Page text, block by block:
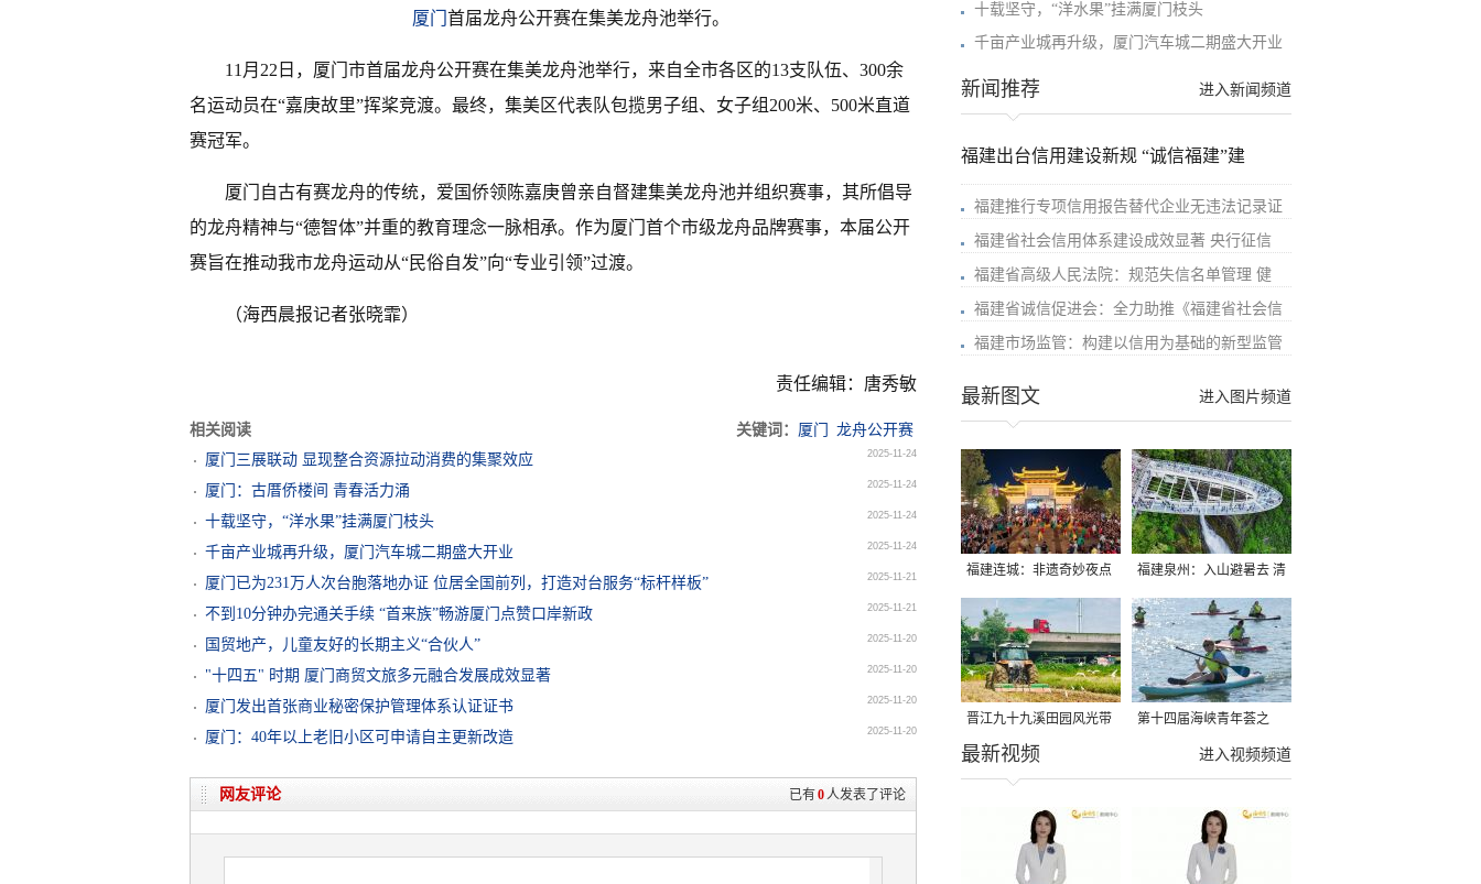
厦门 首届龙舟公开赛在集美龙舟池举行。
11月22日，厦门市首届龙舟公开赛在集美龙舟池举行，来自全市各区的13支队伍、300余
名运动员在“嘉庚故里”挥桨竞渡。最终，集美区代表队包揽男子组、女子组200米、500米直道
赛冠军。
厦门自古有赛龙舟的传统，爱国侨领陈嘉庚曾亲自督建集美龙舟池并组织赛事，其所倡导
的龙舟精神与“德智体”并重的教育理念一脉相承。作为厦门首个市级龙舟品牌赛事，本届公开
赛旨在推动我市龙舟运动从“民俗自发”向“专业引领”过渡。
（海西晨报记者张晓霏）
责任编辑：唐秀敏
相关阅读 关键词： 厦门
龙舟公开赛
厦门三展联动 显现整合资源拉动消费的集聚效应
2025-11-24
厦门：古厝侨楼间 青春活力涌 2025-11-24
十载坚守，“洋水果”挂满厦门枝头 2025-11-24
千亩产业城再升级，厦门汽车城二期盛大开业 2025-11-24
厦门已为231万人次台胞落地办证 位居全国前列，打造对台服务“标杆样板” 2025-11-21
不到10分钟办完通关手续 “首来族”畅游厦门点赞口岸新政 2025-11-21
国贸地产，儿童友好的长期主义“合伙人” 2025-11-20
"十四五" 时期 厦门商贸文旅多元融合发展成效显著 2025-11-20
厦门发出首张商业秘密保护管理体系认证证书 2025-11-20
厦门：40年以上老旧小区可申请自主更新改造 2025-11-20
已有0人发表了评论
网友评论
十载坚守，“洋水果”挂满厦门枝头
千亩产业城再升级，厦门汽车城二期盛大开业
进入新闻频道
新闻推荐
福建出台信用建设新规 “诚信福建”建
福建推行专项信用报告替代企业无违法记录证
福建省社会信用体系建设成效显著 央行征信
福建省高级人民法院：规范失信名单管理 健
福建省诚信促进会：全力助推《福建省社会信
福建市场监管：构建以信用为基础的新型监管
进入图片频道
最新图文
福建连城：非遗奇妙夜点
亮夏夜
福建泉州：入山避暑去 清
凉好惬意
晋江九十九溪田园风光带
千亩早稻迎来成熟收割季
第十四届海峡青年荟之
2026榕台青年大学生水上
进入视频频道
最新视频